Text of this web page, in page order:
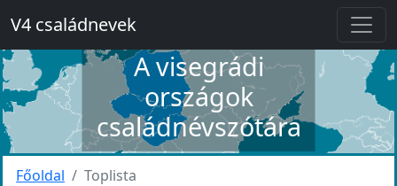
V4 családnevek
A visegrádi
országok
családnévszótára
Főoldal Toplista